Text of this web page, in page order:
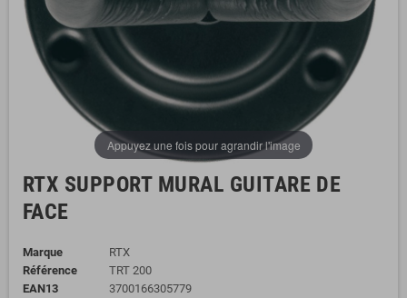
Appuyez une fois pour agrandir l'image
RTX SUPPORT MURAL GUITARE DE
FACE
Marque
RTX
Référence
TRT 200
EAN13
3700166305779